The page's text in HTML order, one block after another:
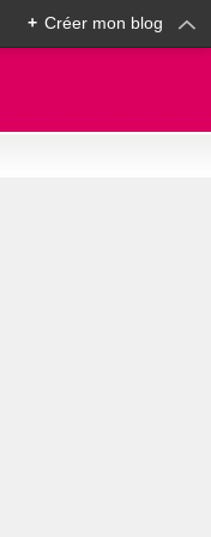
+ Créer mon blog